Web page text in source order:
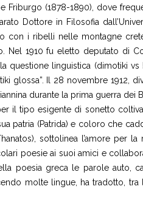
Friburgo (1878-1890), dove
Dottore in Filosofia
con i ribelli nelle montagne
Nel 1910 fu eletto deputato di
questione linguistica (dimotiki
glossa”. Il 28 novembre
durante la prima guerra
il tipo esigente di sonetto
patria (Patrida) e coloro che
sottolinea l’amore per
poesie ai suoi amici e
poesia greca le parole
molte lingue, ha tradotto,